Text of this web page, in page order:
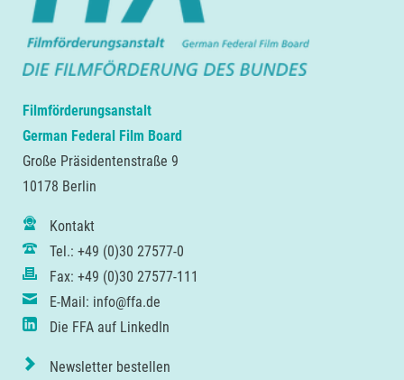
Filmförderungsanstalt
German Federal Film Board
Große Präsidentenstraße 9
10178 Berlin
Kontakt
Tel.: +49 (0)30 27577-0
Fax: +49 (0)30 27577-111
E-Mail: info@ffa.de
Die FFA auf LinkedIn
Newsletter bestellen